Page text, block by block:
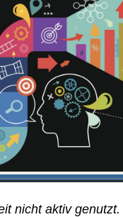
nicht aktiv genutzt.